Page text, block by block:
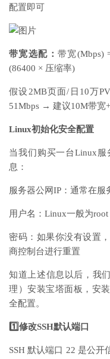
配置即可
带宽选配： 带宽(Mbps)
(86400 × 压缩率)
假设2MB页面/日10万
51Mbps → 建议10M带宽
Linux初始化安全配置
当我们购买一台Linux
息：
服务器公网IP：通常在服
用户名：Linux一般为root
密码：如果你没有设置
商控制台进行重置
知道上述信息以后，我
理）安装宝塔面板，安
全配置。
1️⃣修改SSH默认端口
SSH 默认端口 22 是公